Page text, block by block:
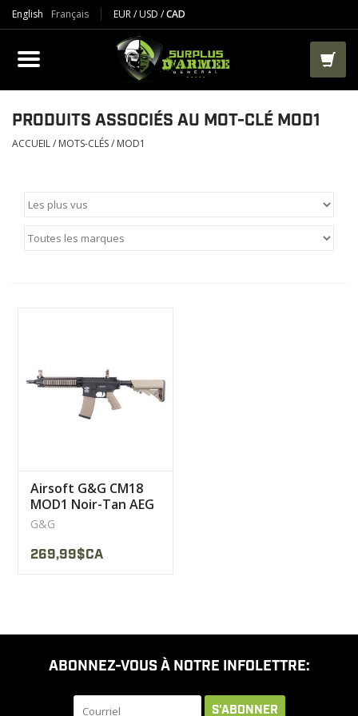
English Français EUR/USD /CAD
PRODUIT
VÊTEMENTS
BOTTES
AIRSOFT
LIQUIDATION
NOUVEAUTÉS
PRODUITS ASSOCIÉS AU MOT-CLÉ MOD1
ACCUEIL/ MOTS-CLÉS/ MOD1
Airsoft G&G CM18
MOD1 Noir-Tan AEG
G&G
269,99$CA
ABONNEZ-VOUS À NOTRE INFOLETTRE:
S'ABONNER